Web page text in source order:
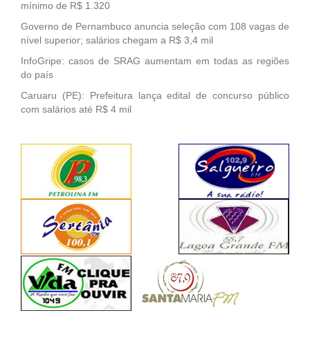
mínimo de R$ 1.320
Governo de Pernambuco anuncia seleção com 108 vagas de
nível superior; salários chegam a R$ 3,4 mil
InfoGripe: casos de SRAG aumentam em todas as regiões
do país
Caruaru (PE): Prefeitura lança edital de concurso público
com salários até R$ 4 mil